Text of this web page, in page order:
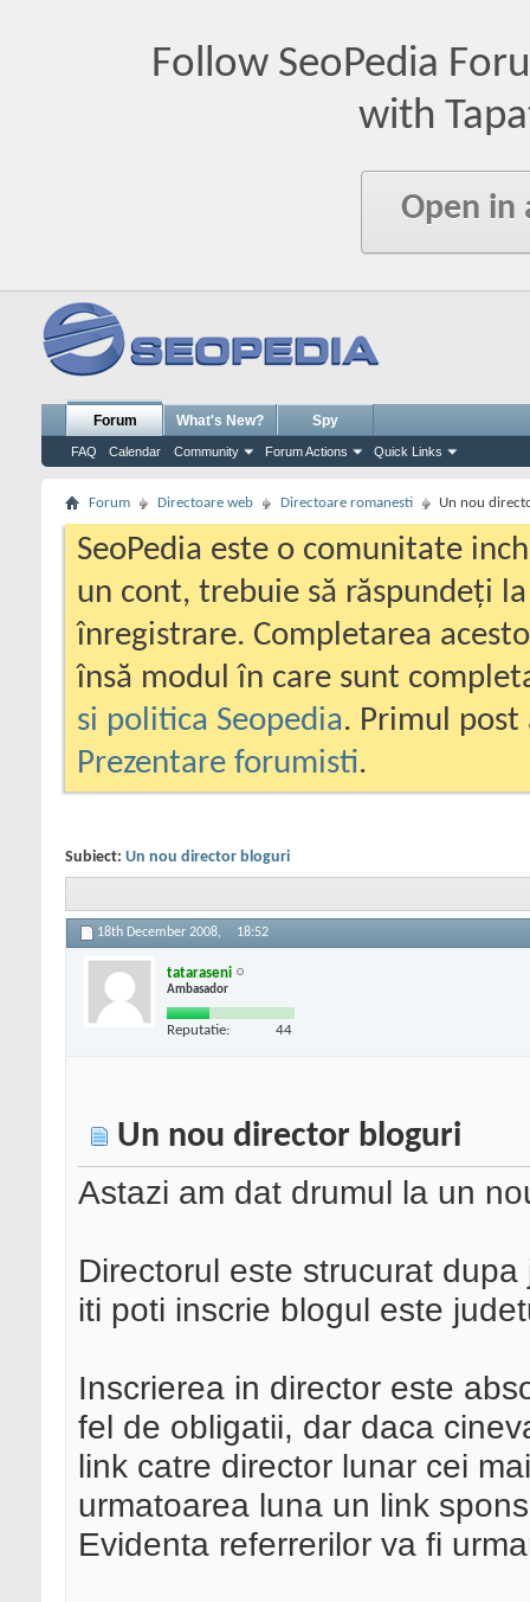
Follow SeoPedia
with
Open in
Forum
FAQ Calendar Community Forum Actions Quick Links
What's New? Spy
Forum Directoare web Directoare romanesti Un nou
SeoPedia este o comunitate
un cont, trebuie să răspundeți
înregistrare. Completarea
însă modul în care sunt
si politica Seopedia. Primul
Prezentare forumisti.
Subiect: Un nou director bloguri
18th December 2008, 18:52
tataraseni
Ambasador
Reputatie: 44
Un nou director bloguri
Astazi am dat drumul la un
Directorul este strucurat
iti poti inscrie blogul este
Inscrierea in director este
fel de obligatii, dar daca
link catre director lunar cei
urmatoarea luna un link
Evidenta referrerilor va fi